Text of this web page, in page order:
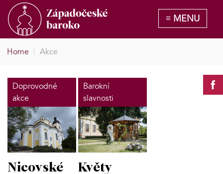
Home | Akce
Doprovodné
akce
Nicovské
Barokní
slavnosti
Květy